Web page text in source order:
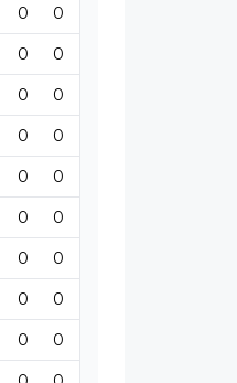
0 0
0 0
0 0
0 0
0 0
0 0
0 0
0 0
0 0